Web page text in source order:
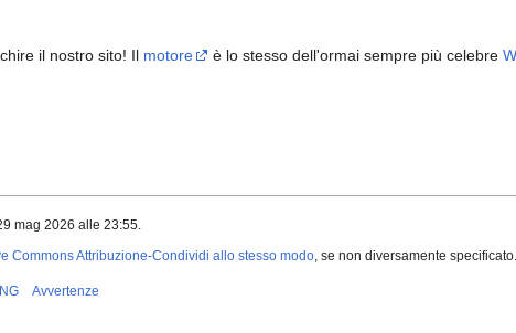
il nostro sito! Il motore è lo stesso dell'ormai sempre più celebre
mag 2026 alle 23:55.
Commons Attribuzione-Condividi allo stesso modo, se non diversamente specificato.
Avvertenze